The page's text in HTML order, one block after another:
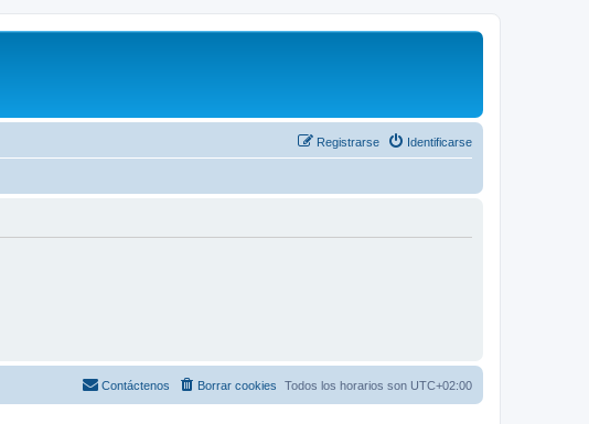
Identificarse
Registrarse
Todos los horarios son UTC+02:00
Borrar cookies
Contáctenos